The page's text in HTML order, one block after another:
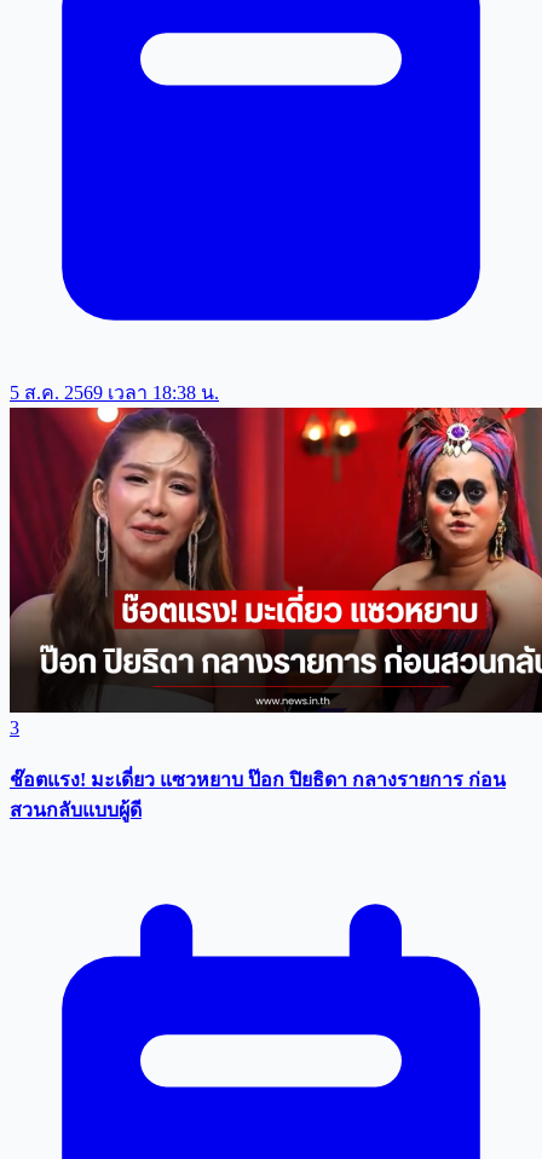
5 ส.ค. 2569 เวลา 18:38 น.
3
ช๊อตแรง! มะเดี่ยว แซวหยาบ ป๊อก ปิยธิดา กลางรายการ ก่อน
สวนกลับแบบผู้ดี